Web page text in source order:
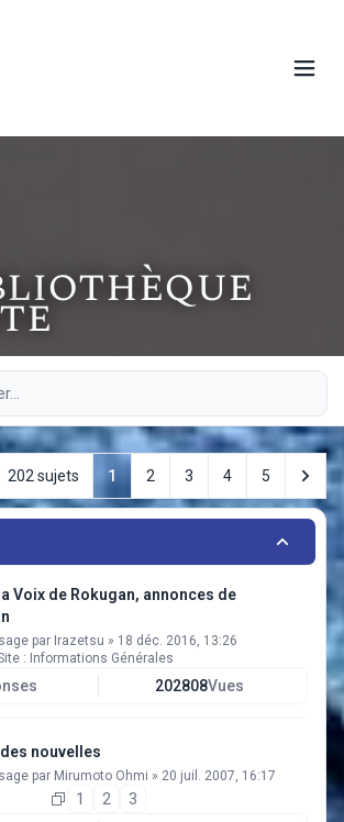
avancée
202 sujets 1 2 3 4 5
Voix de Rokugan, annonces de
par Irazetsu » 18 déc. 2016, 13:26
: Informations Générales
202808Vues
nouvelles
par Mirumoto Ohmi » 20 juil. 2007, 16:17
1 2
3